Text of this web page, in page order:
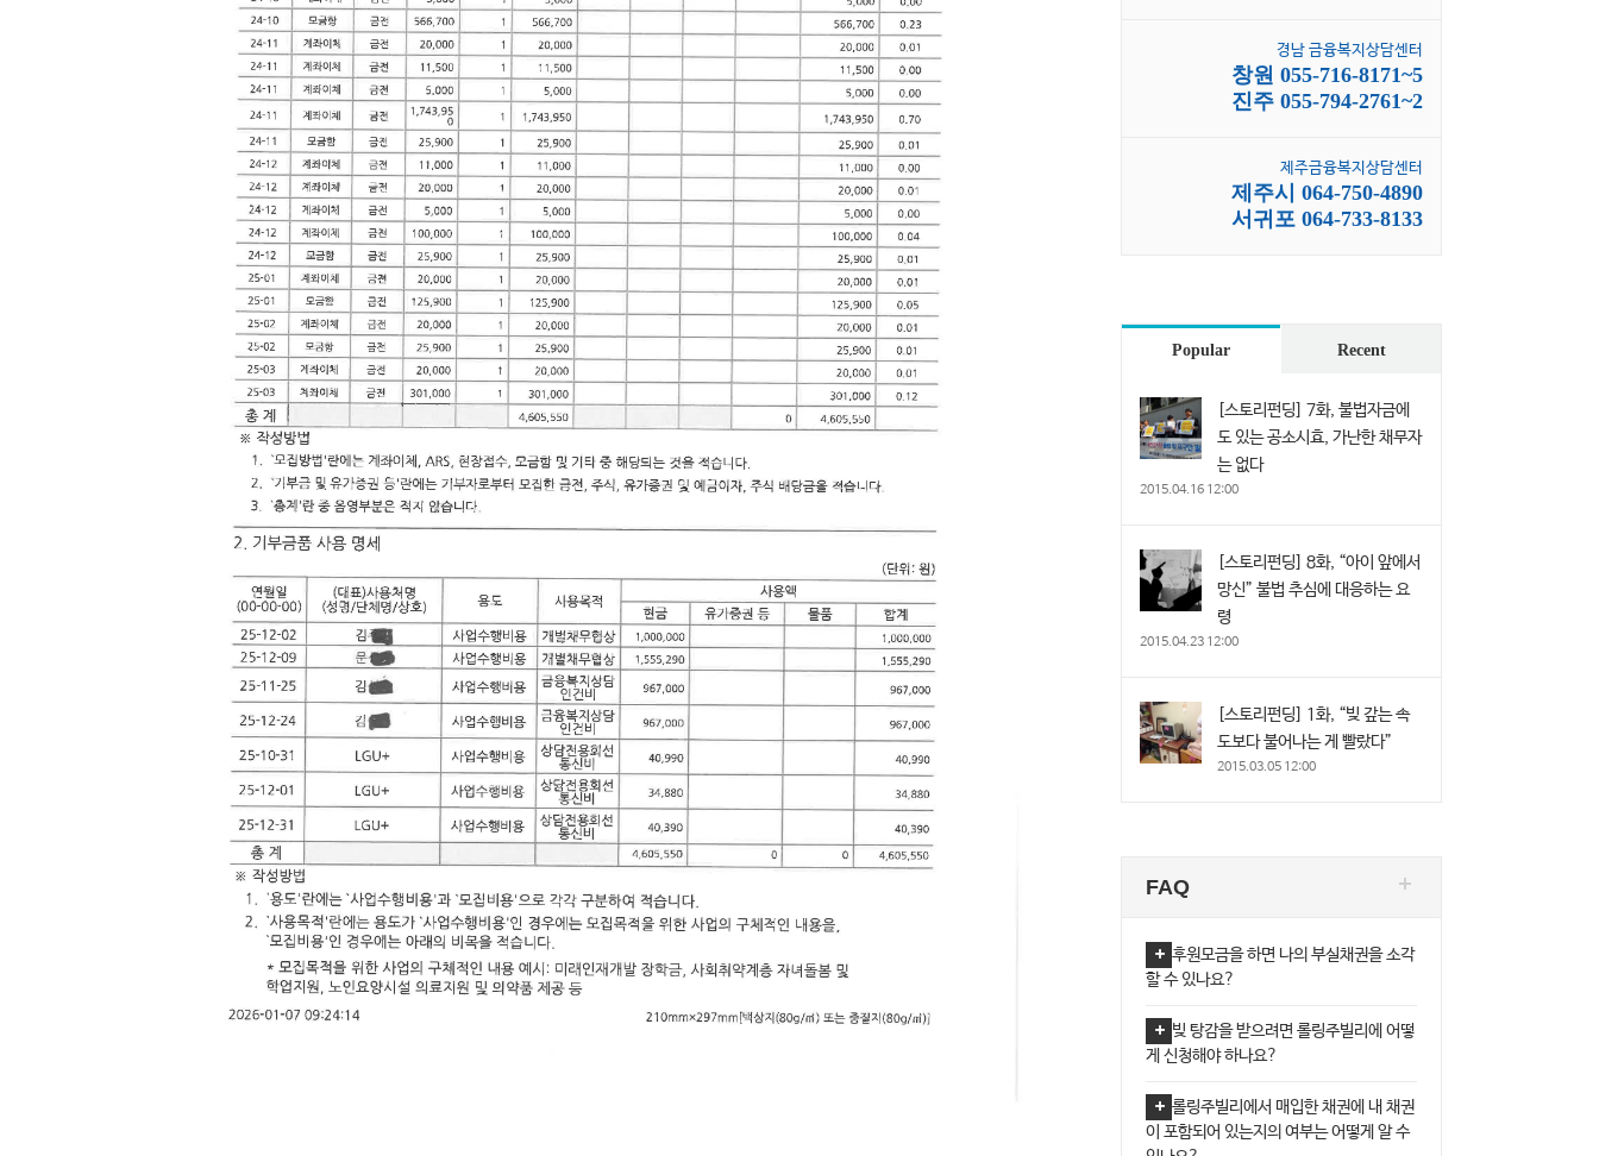
경남 금융복지상담센터
창원 055-716-8171~5
진주 055-794-2761~2
제주금융복지상담센터
제주시 064-750-4890
서귀포 064-733-8133
Popular Recent
[스토리펀딩] 7화, 불법자금에
도 있는 공소시효, 가난한 채무자
는 없다
2015.04.16 12:00
[스토리펀딩] 8화, “아이 앞에서
망신” 불법 추심에 대응하는 요
령
2015.04.23 12:00
[스토리펀딩] 1화, “빚 갚는 속
도보다 불어나는 게 빨랐다”
2015.03.05 12:00
FAQ
후원모금을 하면 나의 부실채권을 소각
할 수 있나요?
빚 탕감을 받으려면 롤링주빌리에 어떻
게 신청해야 하나요?
롤링주빌리에서 매입한 채권에 내 채권
이 포함되어 있는지의 여부는 어떻게 알 수